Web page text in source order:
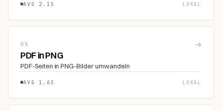
AVG 2.1S LOKAL
05 →
PDF in PNG
PDF-Seiten in PNG-Bilder umwandeln
AVG 1.6S LOKAL